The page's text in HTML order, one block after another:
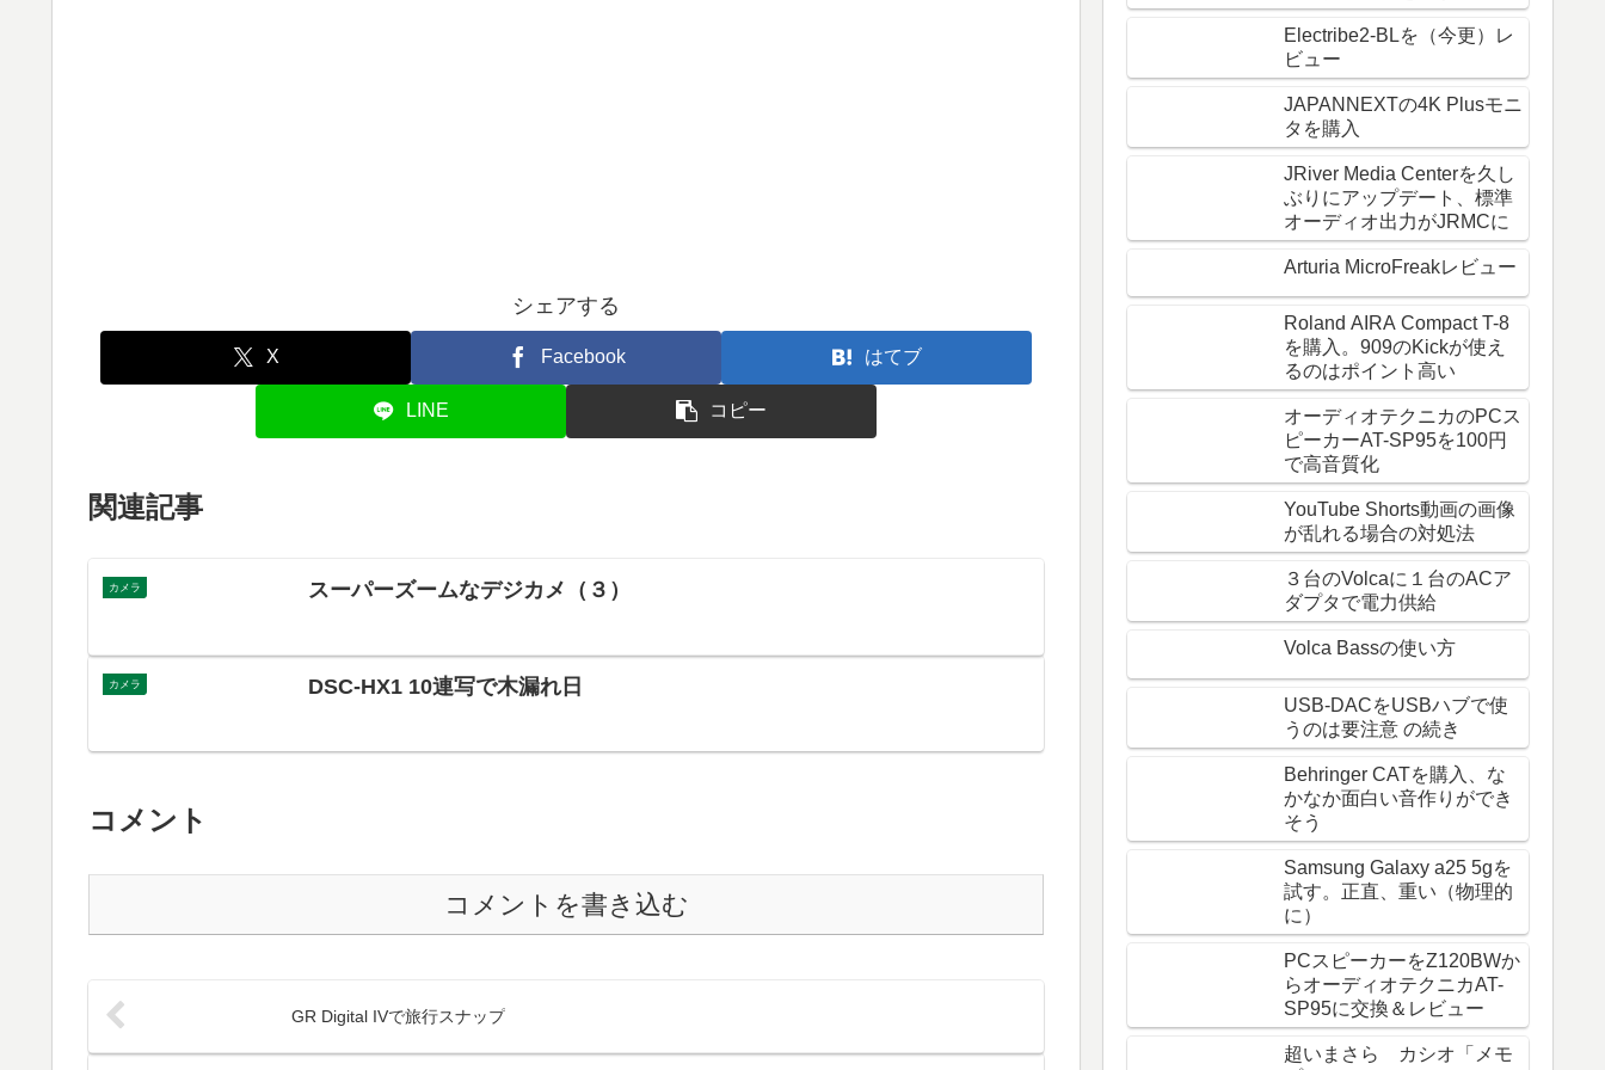
シェアする
X Facebook はてブ
LINE コピー
関連記事
カメラ スーパーズームなデジカメ（３）
カメラ DSC-HX1 10連写で木漏れ日
コメント
コメントを書き込む
GR Digital IVで旅行スナップ
Electribe2-BLを（今更）レ
ビュー
JAPANNEXTの4K Plusモニ
タを購入
JRiver Media Centerを久し
ぶりにアップデート、標準
オーディオ出力がJRMCに
Arturia MicroFreakレビュー
Roland AIRA Compact T-8
を購入。909のKickが使え
るのはポイント高い
オーディオテクニカのPCス
ピーカーAT-SP95を100円
で高音質化
YouTube Shorts動画の画像
が乱れる場合の対処法
３台のVolcaに１台のACア
ダプタで電力供給
Volca Bassの使い方
USB-DACをUSBハブで使
うのは要注意 の続き
Behringer CATを購入、な
かなか面白い音作りができ
そう
Samsung Galaxy a25 5gを
試す。正直、重い（物理的
に）
PCスピーカーをZ120BWか
らオーディオテクニカAT-
SP95に交換＆レビュー
超いまさら カシオ「メモ